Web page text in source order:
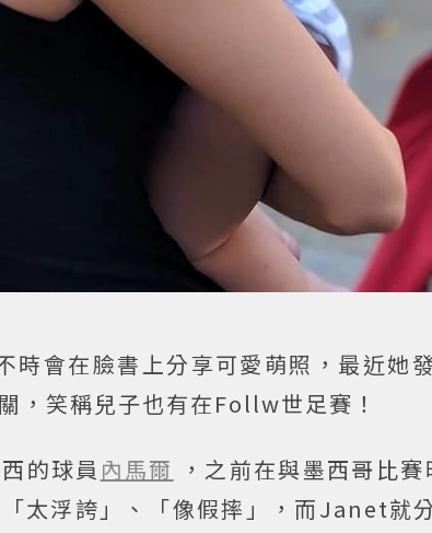
時會在臉書上分享可愛萌照，最近她
，笑稱兒子也有在Follw世足賽！
的球員 內馬爾
，之前在與墨西哥比
太浮誇」、「像假摔」，而Janet就